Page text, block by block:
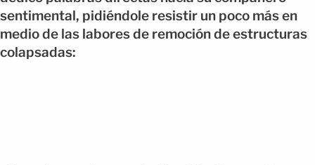
sentimental, pidiéndole resistir un poco más en
medio de las labores de remoción de estructuras
colapsadas: